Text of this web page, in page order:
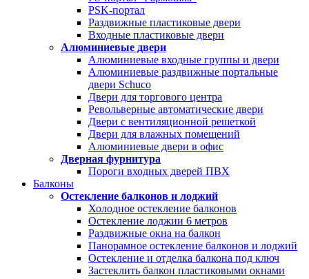
PSK-портал
Раздвижные пластиковые двери
Входные пластиковые двери
Алюминиевые двери
Алюминиевые входные группы и двери
Алюминиевые раздвижные портальные
двери Schuco
Двери для торгового центра
Револьверные автоматические двери
Двери с вентиляционной решеткой
Двери для влажных помещений
Алюминиевые двери в офис
Дверная фурнитура
Пороги входных дверей ПВХ
Балконы
Остекление балконов и лоджий
Холодное остекление балконов
Остекление лоджии 6 метров
Раздвижные окна на балкон
Панорамное остекление балконов и лоджий
Остекление и отделка балкона под ключ
Застеклить балкон пластиковыми окнами